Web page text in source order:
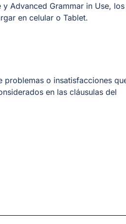
Advanced Grammar in Use,
en celular o Tablet.
problemas o insatisfacciones
en las cláusulas del